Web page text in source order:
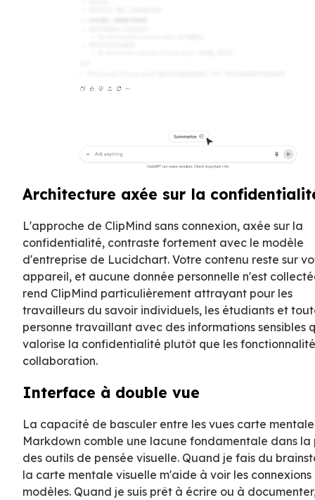
Architecture axée sur la
L'approche de ClipMind sans connexion, axée sur la
confidentialité, contraste fortement avec le modèle
d'entreprise de Lucidchart. Votre contenu reste sur
appareil, et aucune donnée personnelle n'est
rend ClipMind particulièrement attrayant pour les
travailleurs du savoir individuels, les étudiants et
personne travaillant avec des informations sensibles
valorise la confidentialité plutôt que les
collaboration.
Interface à double vue
La capacité de basculer entre les vues carte
Markdown comble une lacune fondamentale dans
des outils de pensée visuelle. Quand je fais du
la carte mentale visuelle m'aide à voir les connexions
modèles. Quand je suis prêt à écrire ou à